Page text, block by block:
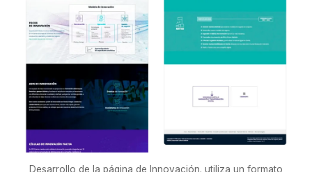
Desarrollo de la página de Innovación. utiliza un formato